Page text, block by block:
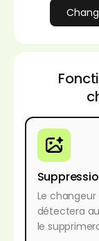
Le
détectera
le